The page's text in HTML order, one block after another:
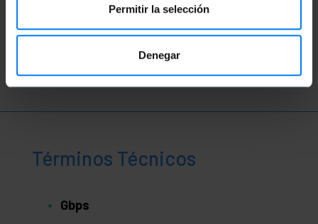
Permitir la selección
Denegar
Términos Técnicos
Gbps